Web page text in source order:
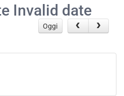
Invalid date
Oggi